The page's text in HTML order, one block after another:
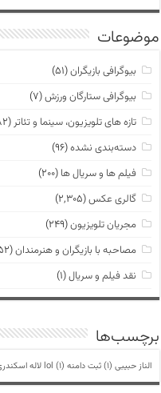
موضوعات
بیوگرافی بازیگران(۵۱)
بیوگرافی ستارگان ورزش(۷)
تازه های تلویزیون، سینما و تئاتر(۶,۴۸۲)
دسته‌بندی نشده(۹۶)
فیلم ها و سریال ها (۲۰۰)
گالری عکس(۲,۳۰۵)
مجریان تلویزیون(۲۴۹)
مصاحبه با بازیگران و هنرمندان(۳۵۲)
نقد فیلم و سریال(۱)
برچسب‌ها
الناز حبیبی (1) ثبت دامنه lol (1) لاله